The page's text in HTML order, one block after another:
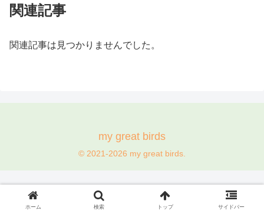
関連記事
関連記事は見つかりませんでした。
my great birds
© 2021-2026 my great birds.
ホーム 検索 トップ サイドバー